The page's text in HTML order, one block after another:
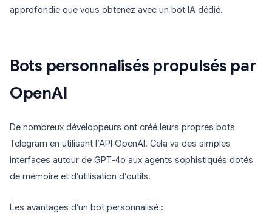
approfondie que vous obtenez avec un bot IA dédié.
Bots personnalisés propulsés par
OpenAI
De nombreux développeurs ont créé leurs propres bots
Telegram en utilisant l’API OpenAI. Cela va des simples
interfaces autour de GPT-4o aux agents sophistiqués dotés
de mémoire et d’utilisation d’outils.
Les avantages d’un bot personnalisé :